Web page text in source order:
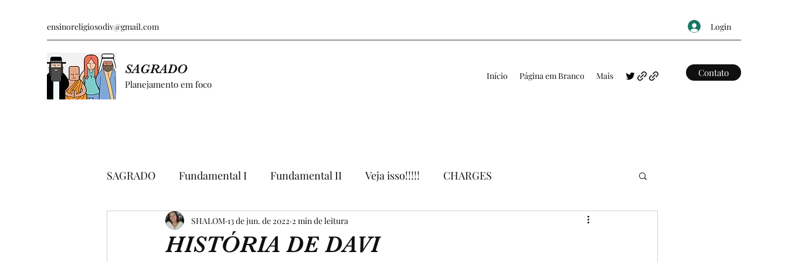
ensinoreligiosodiv@gmail.com Login
SAGRADO
Planejamento em foco
Início Página em Branco Mais Contato
SAGRADO Fundamental I Fundamental II Veja isso!!!!! CHARGES
GRÁFICOS E PESQUISAS VÍDEOS LIVROS MAPAS
HISTÓRIA DE DAVI
SHALOM 13 de jun. de 2022 2 min de leitura